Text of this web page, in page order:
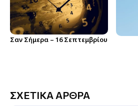
Σαν Σήμερα – 16 Σεπτεμβρίου
ΣΧΕΤΙΚΑ ΑΡΘΡΑ